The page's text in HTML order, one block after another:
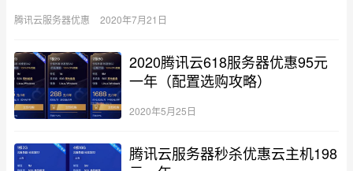
腾讯云服务器优惠 2020年7月21日
2020腾讯云618服务器优惠95元
一年（配置选购攻略）
2020年5月25日
腾讯云服务器秒杀优惠云主机198